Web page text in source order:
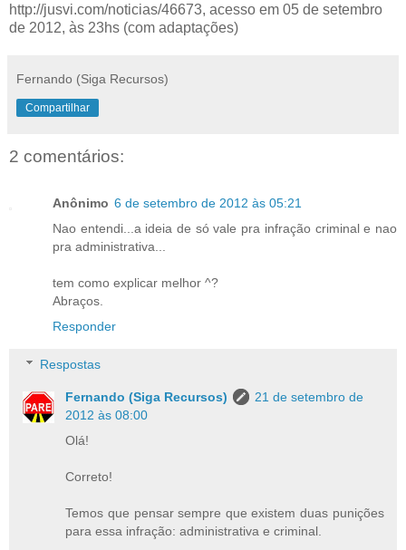
http://jusvi.com/noticias/46673, acesso em 05 de setembro
de 2012, às 23hs (com adaptações)
Fernando (Siga Recursos)
Compartilhar
2 comentários:
Anônimo 6 de setembro de 2012 às 05:21
Nao entendi...a ideia de só vale pra infração criminal e nao
pra administrativa...
tem como explicar melhor ^?
Abraços.
Responder
Respostas
Fernando (Siga Recursos)
21 de setembro de
2012 às 08:00
Olá!
Correto!
Temos que pensar sempre que existem duas punições
para essa infração: administrativa e criminal.